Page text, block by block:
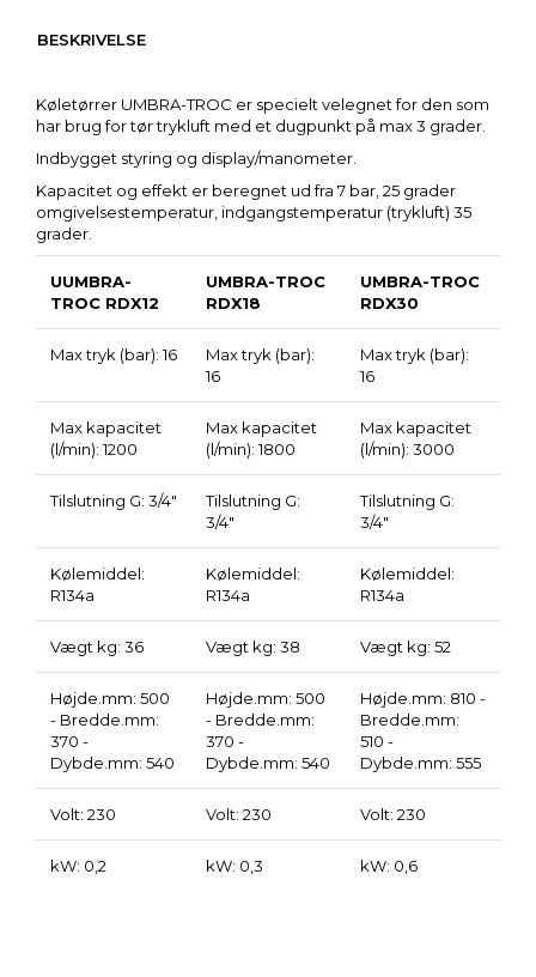
BESKRIVELSE
Køletørrer UMBRA-TROC er specielt velegnet for den som
har brug for tør trykluft med et dugpunkt på max 3 grader.
Indbygget styring og display/manometer.
Kapacitet og effekt er beregnet ud fra 7 bar, 25 grader
omgivelsestemperatur, indgangstemperatur (trykluft) 35
grader.
UUMBRA-
TROC RDX12
UMBRA-TROC
RDX18
UMBRA-TROC
RDX30
Max tryk (bar): 16
Max tryk (bar):
16
Max tryk (bar):
16
Max kapacitet
(l/min): 1200
Max kapacitet
(l/min): 1800
Max kapacitet
(l/min): 3000
Tilslutning G: 3/4"
Tilslutning G:
3/4"
Tilslutning G:
3/4"
Kølemiddel:
R134a
Kølemiddel:
R134a
Kølemiddel:
R134a
Vægt kg: 36 Vægt kg: 38 Vægt kg: 52
Højde.mm: 500
- Bredde.mm:
370 -
Dybde.mm: 540
Højde.mm: 500
- Bredde.mm:
370 -
Dybde.mm: 540
Højde.mm: 810 -
Bredde.mm:
510 -
Dybde.mm: 555
Volt: 230 Volt: 230 Volt: 230
kW: 0,2 kW: 0,3 kW: 0,6